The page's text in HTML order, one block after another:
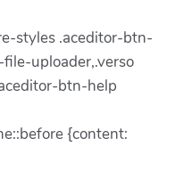
styles .aceditor-btn-
file-uploader,.verso
btn-help
{content: